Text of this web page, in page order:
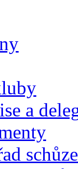
a
schůze